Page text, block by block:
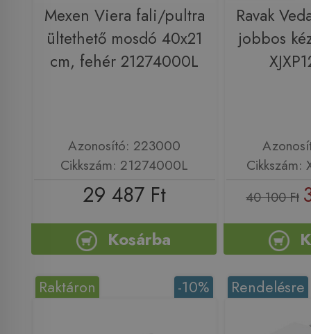
Mexen Viera fali/pultra
ültethető mosdó 40x21
cm, fehér 21274000L
Azonosító: 223000
Cikkszám: 21274000L
29 487 Ft
Kosárba
Ravak
jobbos
Cikkszám:
40 100 Ft
-10%
Raktáron Rendelésre